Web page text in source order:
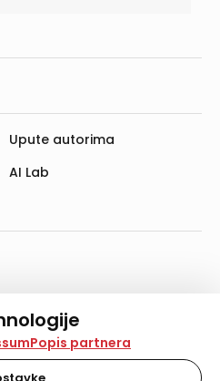
kolačiće i slične
i obradu informacija na
korisničko iskustvo,
Popis partnera
Upute autorima
AI Lab